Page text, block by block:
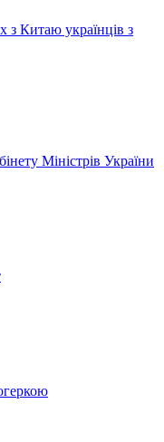
з Китаю українців з
Міністрів України